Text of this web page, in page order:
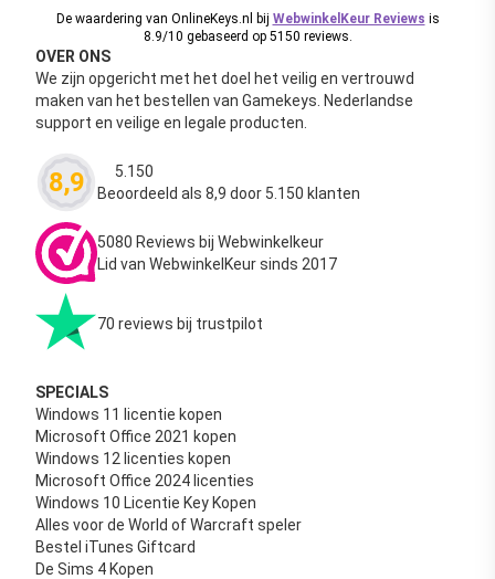
De waardering van OnlineKeys.nl bij WebwinkelKeur Reviews is
8.9/10 gebaseerd op 5150 reviews.
OVER ONS
We zijn opgericht met het doel het veilig en vertrouwd
maken van het bestellen van Gamekeys. Nederlandse
support en veilige en legale producten.
8,9 Waardering
5.150
Beoordeeld als 8,9 door 5.150 klanten
5080 Reviews bij Webwinkelkeur
Lid van WebwinkelKeur sinds 2017
70 reviews bij trustpilot
SPECIALS
Windows 11 licentie kopen
Microsoft Office 2021 kopen
Windows 12 licenties kopen
Microsoft Office 2024 licenties
Windows 10 Licentie Key Kopen
Alles voor de World of Warcraft speler
Bestel iTunes Giftcard
De Sims 4 Kopen